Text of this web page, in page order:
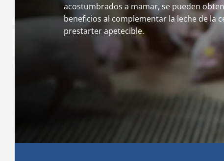
acostumbrados a mamar, se pueden
beneficios al complementar la leche de la
prestarter apetecible.